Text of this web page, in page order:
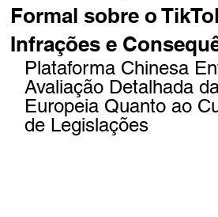
Formal sobre o
Infrações e
Plataforma Chinesa
Avaliação Detalhada
Europeia Quanto ao
de Legislações